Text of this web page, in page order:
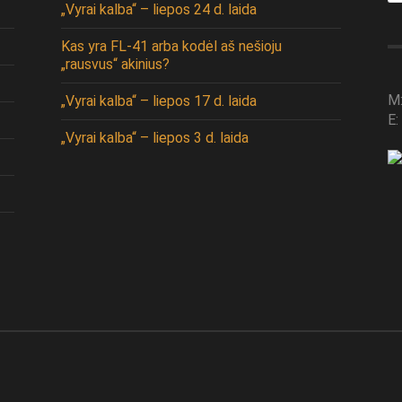
„Vyrai kalba“ – liepos 24 d. laida
Kas yra FL-41 arba kodėl aš nešioju
„rausvus“ akinius?
„Vyrai kalba“ – liepos 17 d. laida
„Vyrai kalba“ – liepos 3 d. laida
E: